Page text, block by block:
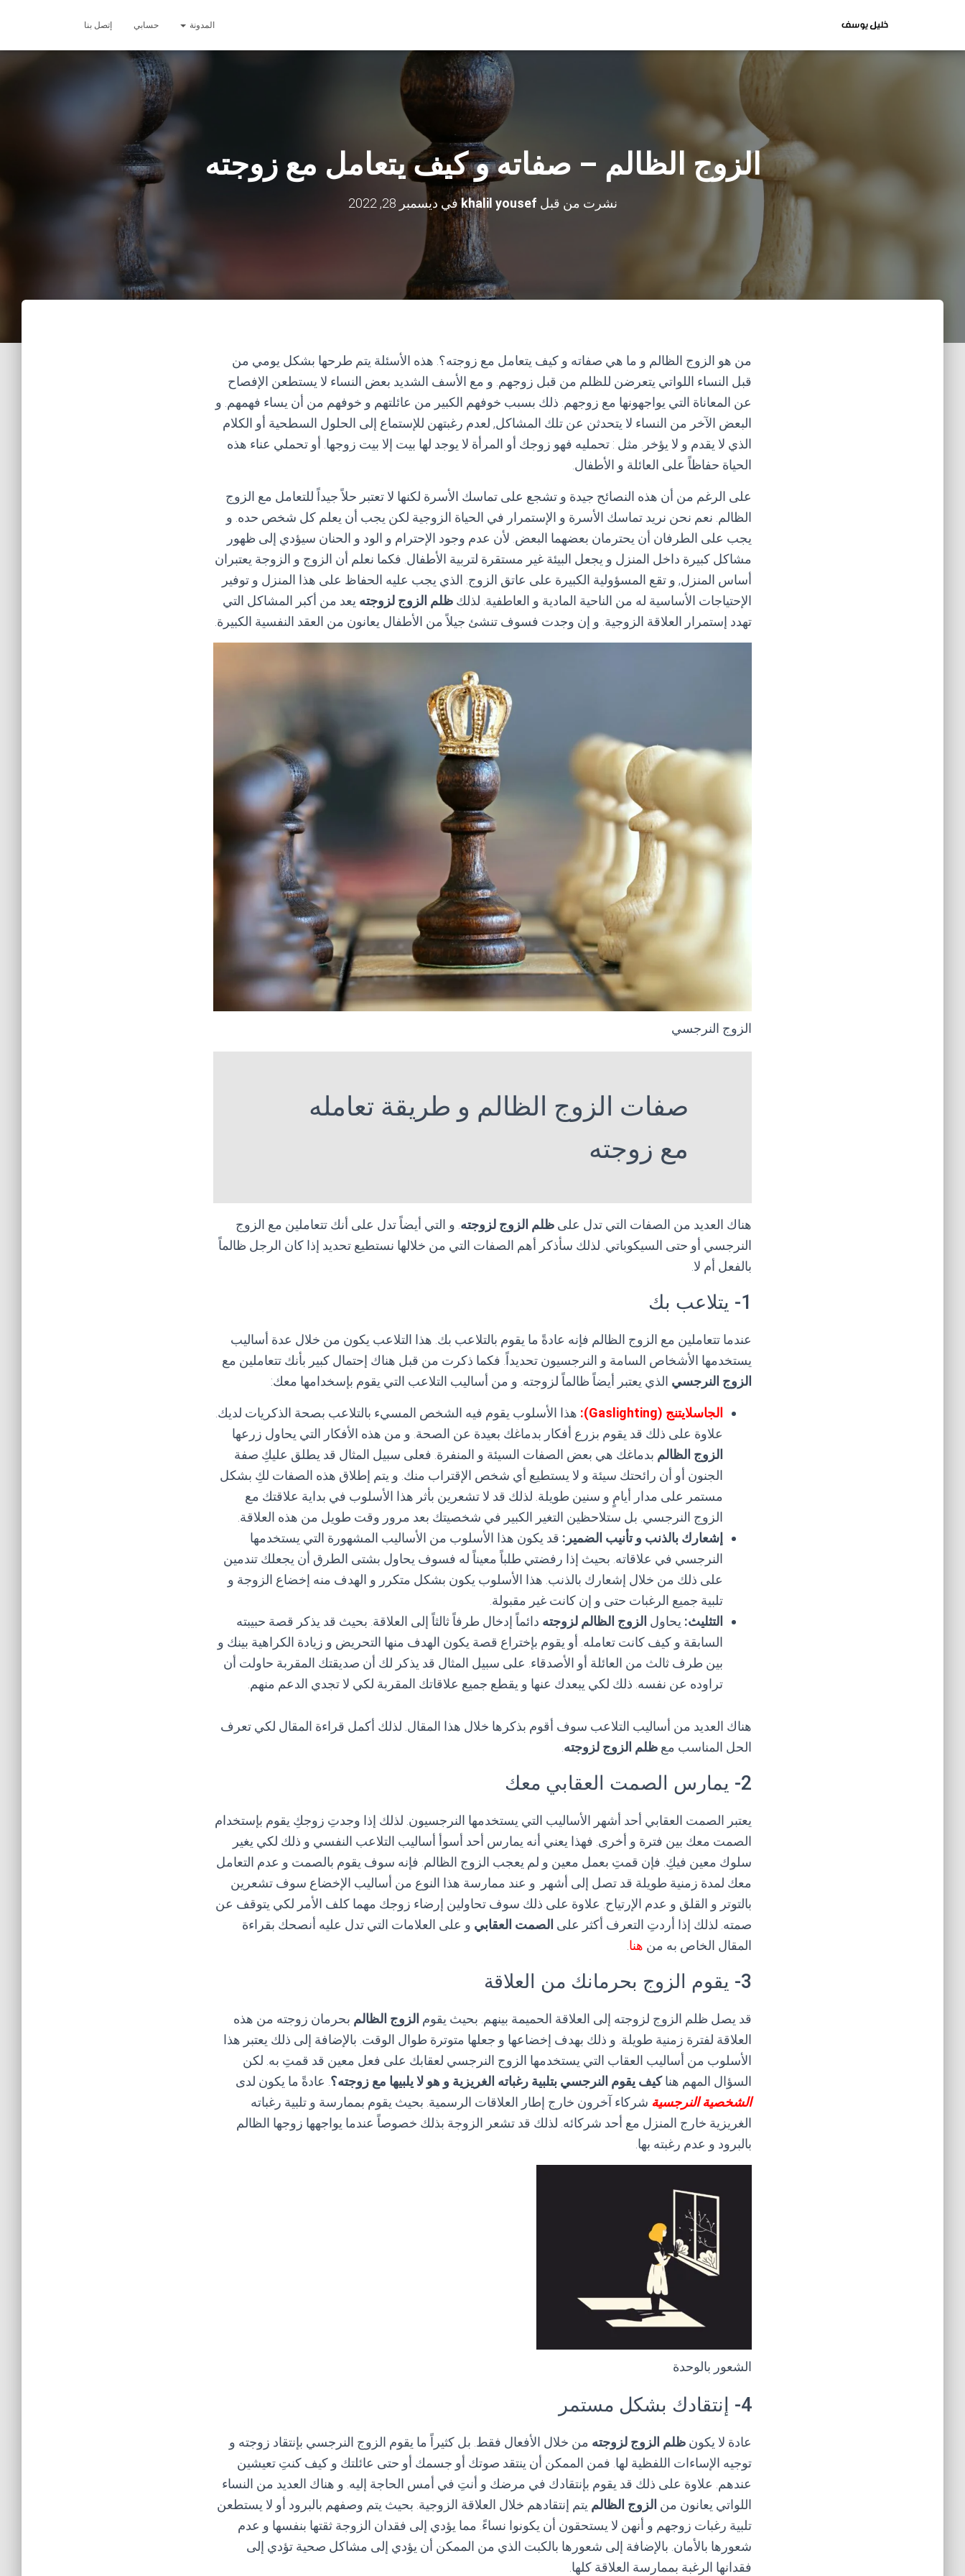
المدونة حسابي إتصل بنا
الزوج الظالم – صفاته و كيف يتعامل مع زوجته
نشرت من قبل khalil yousefفي ديسمبر 28, 2022
من هو الزوج الظالم و ما هي صفاته و كيف يتعامل مع زوجته؟. هذه الأسئلة يتم طرحها بشكل يومي من
قبل النساء اللواتي يتعرضن للظلم من قبل زوجهم. و مع الأسف الشديد بعض النساء لا يستطعن الإفصاح
عن المعاناة التي يواجهونها مع زوجهم. ذلك بسبب خوفهم الكبير من عائلتهم و خوفهم من أن يساء فهمهم. و
البعض الآخر من النساء لا يتحدثن عن تلك المشاكل, لعدم رغبتهن للإستماع إلى الحلول السطحية أو الكلام
الذي لا يقدم و لا يؤخر. مثل : تحمليه فهو زوجك أو المرأة لا يوجد لها بيت إلا بيت زوجها. أو تحملي عناء هذه
الحياة حفاظاً على العائلة و الأطفال.
على الرغم من أن هذه النصائح جيدة و تشجع على تماسك الأسرة لكنها لا تعتبر حلاً جيداً للتعامل مع الزوج
الظالم. نعم نحن نريد تماسك الأسرة و الإستمرار في الحياة الزوجية لكن يجب أن يعلم كل شخص حده. و
يجب على الطرفان أن يحترمان بعضهما البعض. لأن عدم وجود الإحترام و الود و الحنان سيؤدي إلى ظهور
مشاكل كبيرة داخل المنزل و يجعل البيئة غير مستقرة لتربية الأطفال. فكما نعلم أن الزوج و الزوجة يعتبران
أساس المنزل, و تقع المسؤولية الكبيرة على عاتق الزوج. الذي يجب عليه الحفاظ على هذا المنزل و توفير
الإحتياجات الأساسية له من الناحية المادية و العاطفية. لذلك ظلم الزوج لزوجته يعد من أكبر المشاكل التي
تهدد إستمرار العلاقة الزوجية. و إن وجدت فسوف تنشئ جيلاً من الأطفال يعانون من العقد النفسية الكبيرة.
الزوج النرجسي
صفات الزوج الظالم و طريقة تعامله
مع زوجته
هناك العديد من الصفات التي تدل على ظلم الزوج لزوجته . و التي أيضاً تدل على أنك تتعاملين مع الزوج
النرجسي أو حتى السيكوباتي. لذلك سأذكر أهم الصفات التي من خلالها نستطيع تحديد إذا كان الرجل ظالماً
بالفعل أم لا.
1- يتلاعب بك
عندما تتعاملين مع الزوج الظالم فإنه عادةً ما يقوم بالتلاعب بك. هذا التلاعب يكون من خلال عدة أساليب
يستخدمها الأشخاص السامة و النرجسيون تحديداً. فكما ذكرت من قبل هناك إحتمال كبير بأنك تتعاملين مع
الزوج النرجسي الذي يعتبر أيضاً ظالماً لزوجته. و من أساليب التلاعب التي يقوم بإسخدامها معك:
الجاسلايتنج (Gaslighting):
هذا الأسلوب يقوم فيه الشخص المسيء بالتلاعب بصحة الذكريات لديك.
علاوة على ذلك قد يقوم بزرع أفكار بدماغك بعيدة عن الصحة. و من هذه الأفكار التي يحاول زرعها
الزوج الظالم بدماغك هي بعض الصفات السيئة و المنفرة. فعلى سبيل المثال قد يطلق عليكِ صفة
الجنون أو أن رائحتك سيئة و لا يستطيع أي شخص الإقتراب منك. و يتم إطلاق هذه الصفات لكِ بشكل
مستمر على مدار أيامٍ و سنين طويلة. لذلك قد لا تشعرين بأثر هذا الأسلوب في بداية علاقتك مع
الزوج النرجسي. بل ستلاحظين التغير الكبير في شخصيتك بعد مرور وقت طويل من هذه العلاقة.
إشعارك بالذنب و تأنيب الضمير: قد يكون هذا الأسلوب من الأساليب المشهورة التي يستخدمها
النرجسي في علاقاته. بحيث إذا رفضتي طلباً معيناً له فسوف يحاول بشتى الطرق أن يجعلك تندمين
على ذلك من خلال إشعارك بالذنب. هذا الأسلوب يكون بشكل متكرر و الهدف منه إخضاع الزوجة و
تلبية جميع الرغبات حتى و إن كانت غير مقبولة.
التثليث: يحاول الزوج الظالم لزوجته دائماً إدخال طرفاً ثالثاً إلى العلاقة. بحيث قد يذكر قصة حبيبته
السابقة و كيف كانت تعامله. أو يقوم بإختراع قصة يكون الهدف منها التحريض و زيادة الكراهية بينك و
بين طرف ثالث من العائلة أو الأصدقاء. على سبيل المثال قد يذكر لك أن صديقتك المقربة حاولت أن
تراوده عن نفسه. ذلك لكي يبعدك عنها و يقطع جميع علاقاتك المقربة لكي لا تجدي الدعم منهم.
هناك العديد من أساليب التلاعب سوف أقوم بذكرها خلال هذا المقال. لذلك أكمل قراءة المقال لكي تعرف
الحل المناسب مع ظلم الزوج لزوجته
2- يمارس الصمت العقابي معك
يعتبر الصمت العقابي أحد أشهر الأساليب التي يستخدمها النرجسيون. لذلك إذا وجدتِ زوجكِ يقوم بإستخدام
الصمت معك بين فترة و أخرى. فهذا يعني أنه يمارس أحد أسوأ أساليب التلاعب النفسي و ذلك لكي يغير
سلوك معين فيكِ. فإن قمتِ بعمل معين و لم يعجب الزوج الظالم. فإنه سوف يقوم بالصمت و عدم التعامل
معك لمدة زمنية طويلة قد تصل إلى أشهر. و عند ممارسة هذا النوع من أساليب الإخضاع سوف تشعرين
بالتوتر و القلق و عدم الإرتياح. علاوة على ذلك سوف تحاولين إرضاء زوجك مهما كلف الأمر لكي يتوقف عن
صمته. لذلك إذا أردتِ التعرف أكثر على الصمت العقابي و على العلامات التي تدل عليه أنصحك بقراءة
المقال الخاص به من هنا
3- يقوم الزوج بحرمانك من العلاقة
قد يصل ظلم الزوج لزوجته إلى العلاقة الحميمة بينهم. بحيث يقوم الزوج الظالم بحرمان زوجته من هذه
العلاقة لفترة زمنية طويلة. و ذلك بهدف إخضاعها و جعلها متوترة طوال الوقت. بالإضافة إلى ذلك يعتبر هذا
الأسلوب من أساليب العقاب التي يستخدمها الزوج النرجسي لعقابك على فعل معين قد قمتِ به. لكن
السؤال المهم هناكيف يقوم النرجسي بتلبية رغباته الغريزية و هو لا يلبيها مع زوجته؟ . عادةً ما يكون لدى
الشخصية النرجسية شركاء آخرون خارج إطار العلاقات الرسمية. بحيث يقوم بممارسة و تلبية رغباته
الغريزية خارج المنزل مع أحد شركائه. لذلك قد تشعر الزوجة بذلك خصوصاً عندما يواجهها زوجها الظالم
بالبرود و عدم رغبته بها.
الشعور بالوحدة
4- إنتقادك بشكل مستمر
عادة لا يكون ظلم الزوج لزوجته من خلال الأفعال فقط. بل كثيراً ما يقوم الزوج النرجسي بإنتقاد زوجته و
توجيه الإساءات اللفظية لها. فمن الممكن أن ينتقد صوتك أو جسمك أو حتى عائلتك و كيف كنتِ تعيشين
عندهم. علاوة على ذلك قد يقوم بإنتقادك في مرضك و أنتِ في أمس الحاجة إليه. و هناك العديد من النساء
اللواتي يعانون من الزوج الظالم يتم إنتقادهم خلال العلاقة الزوجية. بحيث يتم وصفهم بالبرود أو لا يستطعن
تلبية رغبات زوجهم و أنهن لا يستحقون أن يكونوا نساءً. مما يؤدي إلى فقدان الزوجة ثقتها بنفسها و عدم
شعورها بالأمان. بالإضافة إلى شعورها بالكبت الذي من الممكن أن يؤدي إلى مشاكل صحية تؤدي إلى
فقدانها الرغبة بممارسة العلاقة كلها.